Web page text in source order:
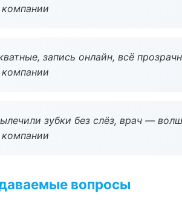
запись онлайн, всё
зубки без слёз, врач —
вопросы